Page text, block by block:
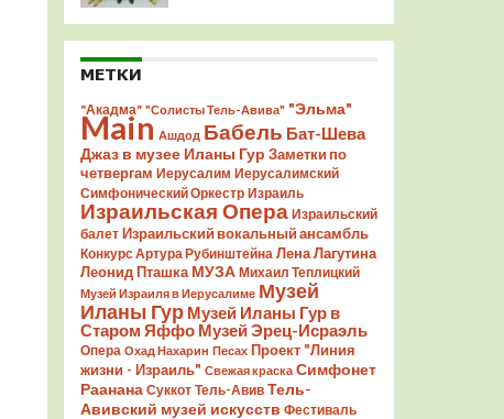
МЕТКИ
"Акадма" "Солисты Тель-Авива" "Эльма"
Main Ашдод Бабель Бат-Шева
Джаз в музее Иланы Гур Заметки по
четвергам Иерусалим Иерусалимский
Симфонический Оркестр Израиль
Израильская Опера Израильский
балет Израильский вокальный ансамбль
Конкурс Артура Рубинштейна Лена Лагутина
Леонид Пташка МУЗА Михаил Теплицкий
Музей Израиля в Иерусалиме Музей
Иланы Гур Музей Иланы Гур в
Старом Яффо Музей Эрец-Исраэль
Опера Охад Нахарин Песах Проект "Линия
жизни - Израиль" Свежая краска Симфонет
Раанана Суккот Тель-Авив Тель-
Авивский музей искусств Фестиваль